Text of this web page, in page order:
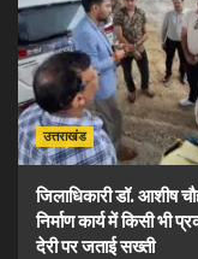
उत्तराखंड
जिलाधिकारी डॉ. आशीष
निर्माण कार्य में किसी भी
देरी पर जताई सख्ती